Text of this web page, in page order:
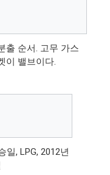
출 순서. 고무 가스
이 밸브이다.
일, LPG, 2012년